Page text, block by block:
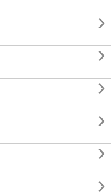





